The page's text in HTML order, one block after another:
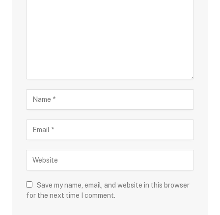
Save my name, email, and website in this browser
for the next time I comment.